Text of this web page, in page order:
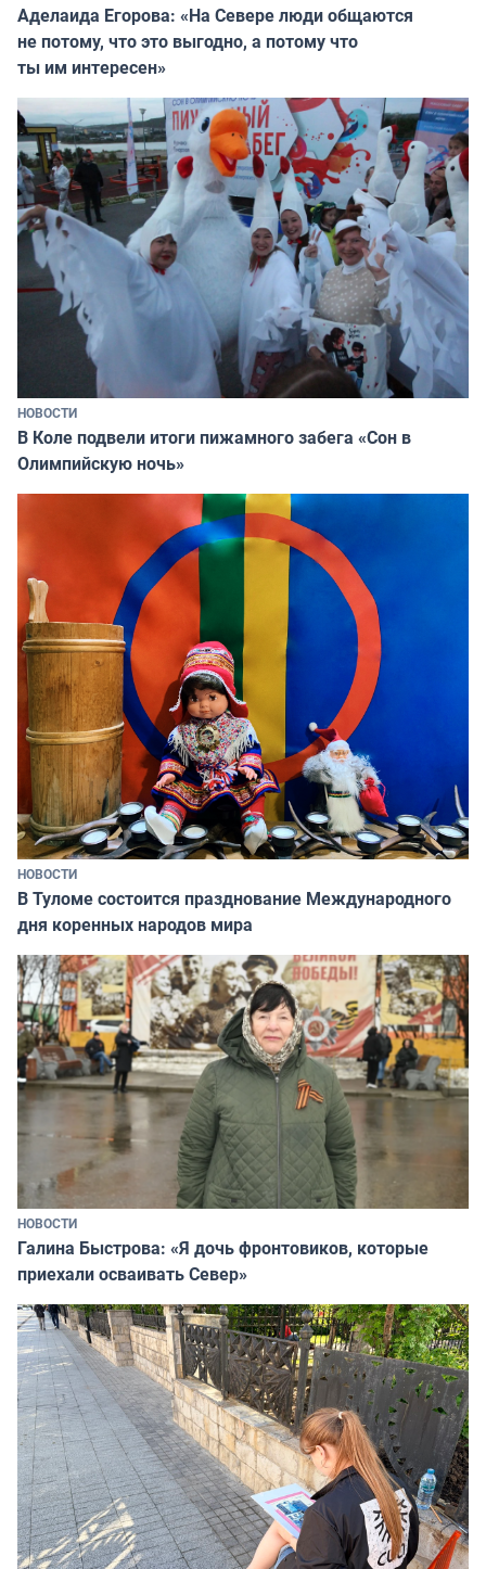
Аделаида Егорова: «На Севере люди общаются
не потому, что это выгодно, а потому что
ты им интересен»
НОВОСТИ
В Коле подвели итоги пижамного забега «Сон в
Олимпийскую ночь»
НОВОСТИ
В Туломе состоится празднование Международного
дня коренных народов мира
НОВОСТИ
Галина Быстрова: «Я дочь фронтовиков, которые
приехали осваивать Север»